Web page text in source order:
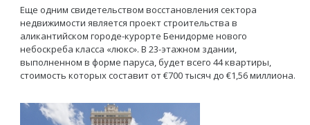
Еще одним свидетельством восстановления сектора
недвижимости является проект строительства в
аликантийском городе-курорте Бенидорме нового
небоскреба класса «люкс». В 23-этажном здании,
выполненном в форме паруса, будет всего 44 квартиры,
стоимость которых составит от €700 тысяч до €1,56 миллиона.